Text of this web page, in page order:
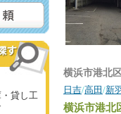
貸し工
横浜市港北
日吉/高田 /新
横浜市港北